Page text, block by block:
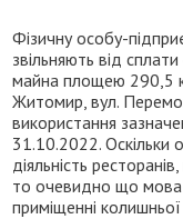
Фізичну особу-
звільняють від
майна площею 290,5
Житомир, вул.
використання
31.10.2022. Оскільки
діяльність
то очевидно що мова
приміщенні